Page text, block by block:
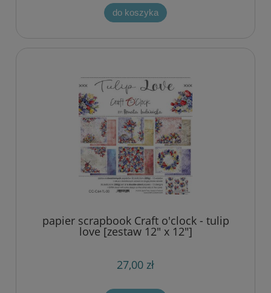
do koszyka
papier scrapbook Craft o'clock - tulip
love [zestaw 12" x 12"]
27,00 zł